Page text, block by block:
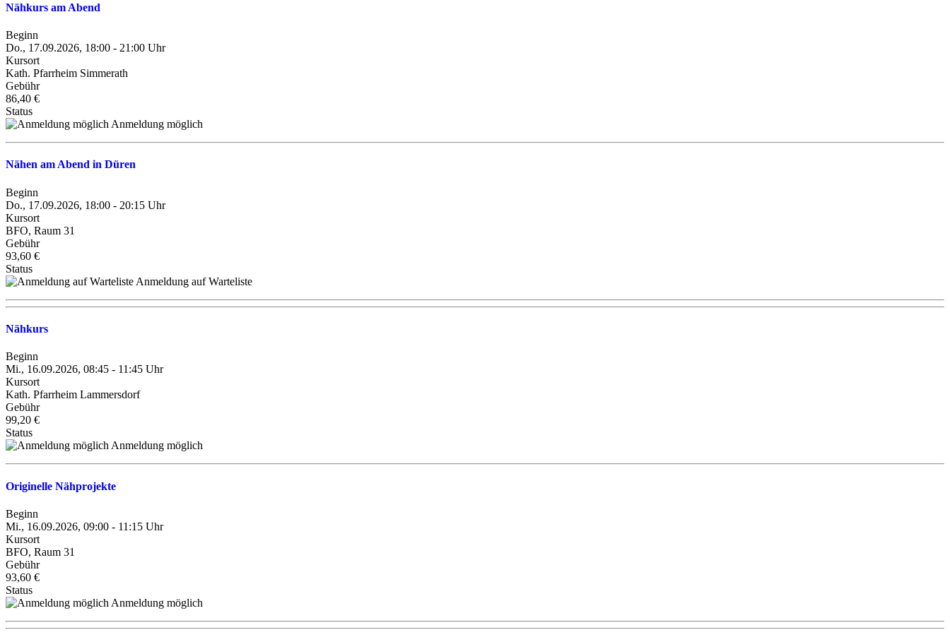
Nähkurs am Abend
Beginn
Do., 17.09.2026, 18:00 - 21:00 Uhr
Kursort
Kath. Pfarrheim Simmerath
Gebühr
86,40 €
Status
Anmeldung möglich
Nähen am Abend in Düren
Beginn
Do., 17.09.2026, 18:00 - 20:15 Uhr
Kursort
BFO, Raum 31
Gebühr
93,60 €
Status
Anmeldung auf Warteliste
Nähkurs
Beginn
Mi., 16.09.2026, 08:45 - 11:45 Uhr
Kursort
Kath. Pfarrheim Lammersdorf
Gebühr
99,20 €
Status
Anmeldung möglich
Originelle Nähprojekte
Beginn
Mi., 16.09.2026, 09:00 - 11:15 Uhr
Kursort
BFO, Raum 31
Gebühr
93,60 €
Status
Anmeldung möglich